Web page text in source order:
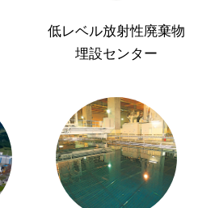
低レベル放射性廃棄物
埋設センター